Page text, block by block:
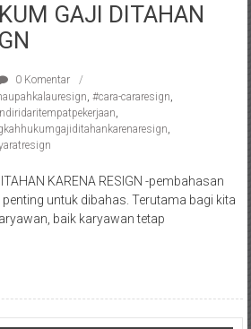
Gunung
GAJI DITAHAN
0 Komentar
, #cara-cararesign,
,
,
KARENA RESIGN -pembahasan
untuk dibahas. Terutama bagi kita
baik karyawan tetap